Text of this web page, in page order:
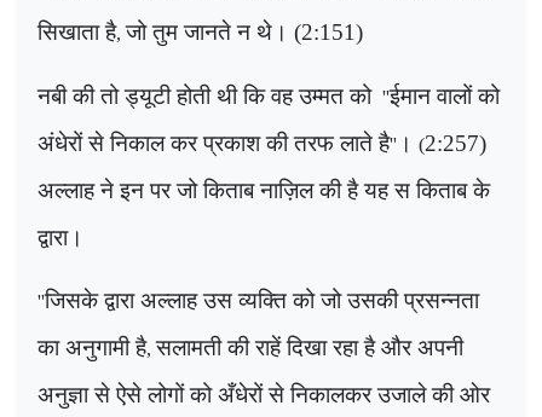
सिखाता है,जो तुम जानते न थे। (2:151)
नबी की तो ड्यूटी होती थी कि वह उम्मत को ''ईमान वालों को
अंधेरों से निकाल कर प्रकाश की तरफ लाते है'' । (2:257)
अल्लाह ने इन पर जो किताब नाज़िल की है यह स किताब के
द्वारा।
''जिसके द्वारा अल्लाह उस व्यक्ति को जो उसकी प्रसन्नता
का अनुगामी है,सलामती की राहें दिखा रहा है और अपनी
अनुज्ञा से ऐसे लोगों को अँधेरों से निकालकर उजाले की ओर